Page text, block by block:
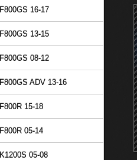
F800GS 16-17
F800GS 13-15
F800GS 08-12
F800GS ADV 13-16
F800R 15-18
F800R 05-14
K1200S 05-08